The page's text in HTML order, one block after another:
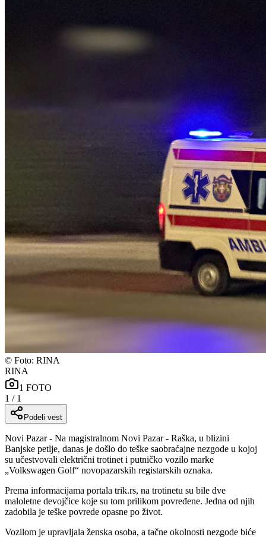
© Foto: RINA
RINA
1 FOTO
1 / 1
Podeli vest
Novi Pazar - Na magistralnom Novi Pazar - Raška, u blizini
Banjske petlje, danas je došlo do teške saobraćajne nezgode u kojoj
su učestvovali električni trotinet i putničko vozilo marke
„Volkswagen Golf“ novopazarskih registarskih oznaka.
Prema informacijama portala trik.rs, na trotinetu su bile dve
maloletne devojčice koje su tom prilikom povređene. Jedna od njih
zadobila je teške povrede opasne po život.
Vozilom je upravljala ženska osoba, a tačne okolnosti nezgode biće